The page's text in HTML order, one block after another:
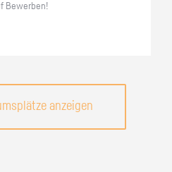
Be­wer­ben!
anzeigen